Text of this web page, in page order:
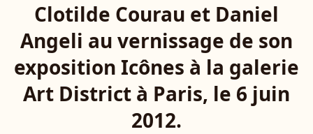
Clotilde Courau et Daniel
Angeli au vernissage de son
exposition Icônes à la galerie
Art District à Paris, le 6 juin
2012.